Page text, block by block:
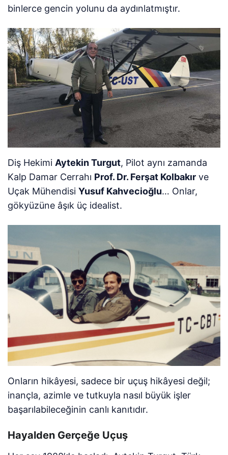
binlerce gencin yolunu da aydınlatmıştır.
Diş Hekimi Aytekin Turgut, Pilot aynı zamanda
Kalp Damar Cerrahı Prof. Dr. Ferşat Kolbakır ve
Uçak MühendisiYusuf Kahvecioğlu… Onlar,
gökyüzüne âşık üç idealist.
Onların hikâyesi, sadece bir uçuş hikâyesi değil;
inançla, azimle ve tutkuyla nasıl büyük işler
başarılabileceğinin canlı kanıtıdır.
Hayalden Gerçeğe Uçuş